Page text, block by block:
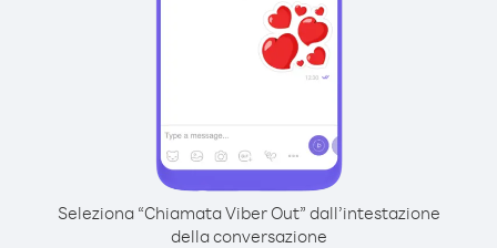
Seleziona “Chiamata Viber Out” dall’intestazione
della conversazione